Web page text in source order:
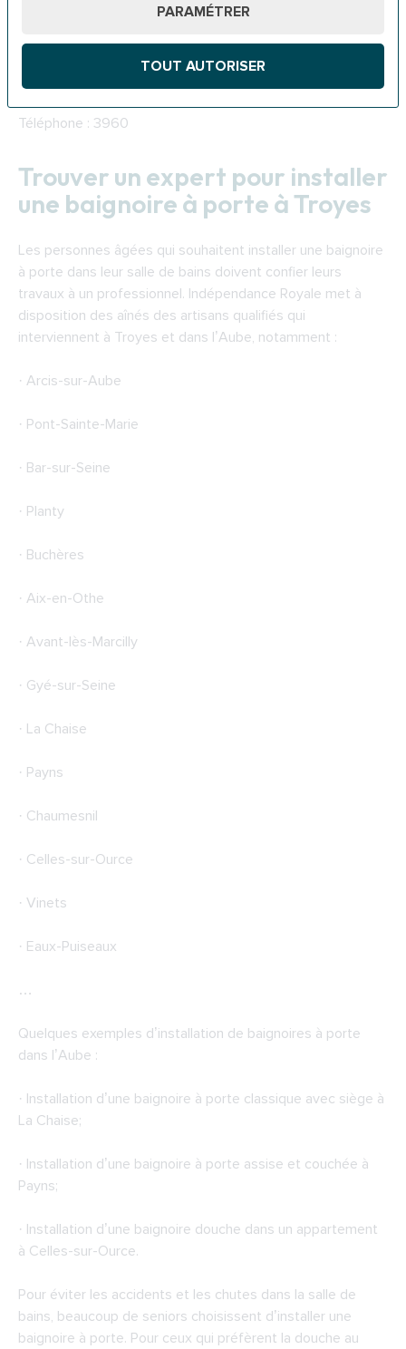
PARAMÉTRER
TOUT AUTORISER
demande à la Carsat Nord-Est.
Carsat Nord-Est: 49 Rue Louis Ulbach,
Téléphone : 3960
Trouver un expert pour installer
une baignoire à porte à Troyes
Les personnes âgées qui souhaitent installer une baignoire
à porte dans leur salle de bains doivent confier leurs
travaux à un professionnel. Indépendance Royale met à
disposition des aînés des artisans qualifiés qui
interviennent à Troyes et dans l’Aube, notamment :
· Arcis-sur-Aube
· Pont-Sainte-Marie
· Bar-sur-Seine
· Planty
· Buchères
· Aix-en-Othe
· Avant-lès-Marcilly
· Gyé-sur-Seine
· La Chaise
· Payns
· Chaumesnil
· Celles-sur-Ource
· Vinets
· Eaux-Puiseaux
…
Quelques exemples d’installation de baignoires à porte
dans l’Aube :
· Installation d’une baignoire à porte classique avec siège à
La Chaise;
· Installation d’une baignoire à porte assise et couchée à
Payns;
· Installation d’une baignoire douche dans un appartement
à Celles-sur-Ource.
Pour éviter les accidents et les chutes dans la salle de
bains, beaucoup de seniors choisissent d’installer une
baignoire à porte. Pour ceux qui préfèrent la douche au